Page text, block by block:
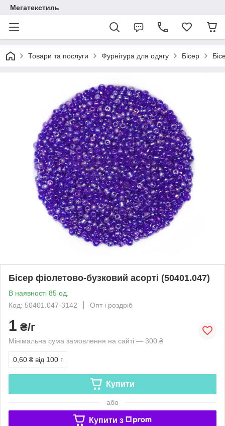
Мегатекстиль
Товари та послуги Фурнітура для одягу Бісер
Бісер фіолетово-бузковий асорті (50401.047)
В наявності 85 од.
Код: 50401.047-3142
Опт і роздріб
1 ₴/г
Мінімальна сума замовлення на сайті — 300 ₴
0,60 ₴ від 100 г
Купити
або
Купити з